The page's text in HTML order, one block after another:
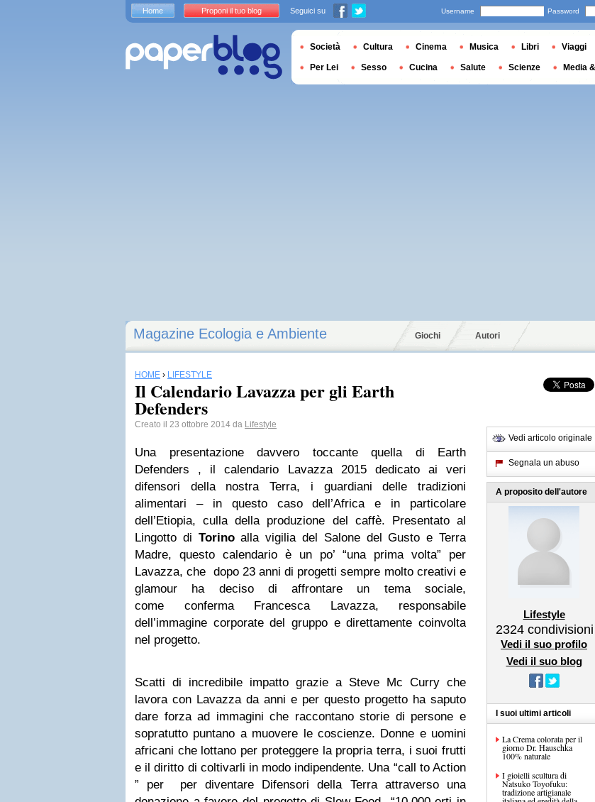
Magazine Ecologia e Ambiente Giochi Autori
HOME › LIFESTYLE
Il Calendario Lavazza per gli Earth
Defenders
Creato il 23 ottobre 2014 da Lifestyle
Una presentazione davvero toccante quella di Earth
Defenders , il calendario Lavazza 2015 dedicato ai veri
difensori della nostra Terra, i guardiani delle tradizioni
alimentari – in questo caso dell’Africa e in particolare
dell’Etiopia, culla della produzione del caffè. Presentato al
Lingotto di Torinoalla vigilia del Salone del Gusto e Terra
Madre, questo calendario è un po’ “una prima volta” per
Lavazza, che dopo 23 anni di progetti sempre molto creativi e
glamour ha deciso di affrontare un tema sociale,
come conferma Francesca Lavazza, responsabile
dell’immagine corporate del gruppo e direttamente coinvolta
nel progetto.
Scatti di incredibile impatto grazie a Steve Mc Curry che
lavora con Lavazza da anni e per questo progetto ha saputo
dare forza ad immagini che raccontano storie di persone e
sopratutto puntano a muovere le coscienze. Donne e uomini
africani che lottano per proteggere la propria terra, i suoi frutti
e il diritto di coltivarli in modo indipendente. Una “call to Action
” per per diventare Difensori della Terra attraverso una
Vedi articolo originale
Segnala un abuso
A proposito dell'autore
Lifestyle
2324 condivisioni
Vedi il suo profilo
Vedi il suo blog
I suoi ultimi articoli
La Crema colorata per il
giorno Dr. Hauschka
100% naturale
I gioielli scultura di
Natsuko Toyofuku:
tradizione artigianale
Home Proponi il tuo blog Seguici su Username Password
Società Cultura Cinema Musica Libri Viaggi
Per Lei Sesso Cucina Salute Scienze Media